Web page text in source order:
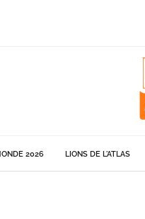
2026 LIONS DE L'ATLAS